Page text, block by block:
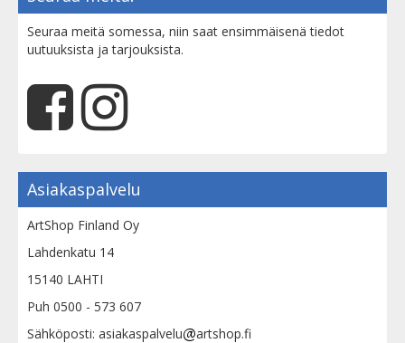
Seuraa meitä somessa, niin saat ensimmäisenä tiedot
uutuuksista ja tarjouksista.
Asiakaspalvelu
ArtShop Finland Oy
Lahdenkatu 14
15140 LAHTI
Puh 0500 - 573 607
Sähköposti: asiakaspalvelu
artshop.fi